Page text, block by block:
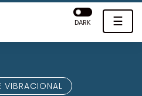
☰
DARK
VIBRACIONAL